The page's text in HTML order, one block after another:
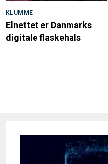
KLUMME
Elnettet er Danmarks
digitale flaskehals